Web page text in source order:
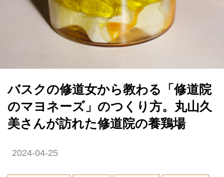
バスクの修道女から教わる「修道院
のマヨネーズ」のつくり方。丸山久
美さんが訪れた修道院の養鶏場
2024-04-25